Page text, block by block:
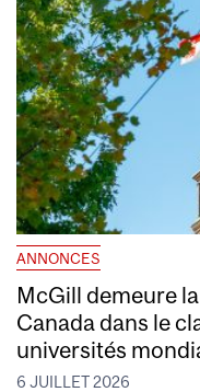
ANNONCES
McGill demeure
Canada dans le
universités
6 JUILLET 2026